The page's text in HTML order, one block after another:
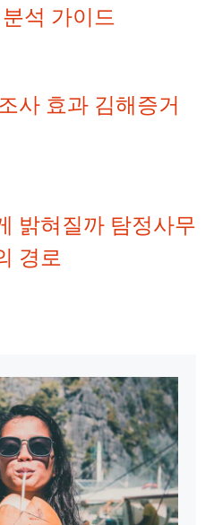
석 가이드
사 효과 김해증거
밝혀질까 탐정사무
경로